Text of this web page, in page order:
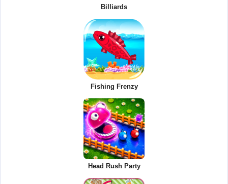
Billiards
Fishing Frenzy
Head Rush Party